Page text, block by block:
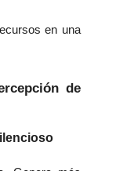
en una
de